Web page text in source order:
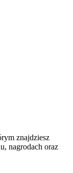
znajdziesz
nagrodach oraz